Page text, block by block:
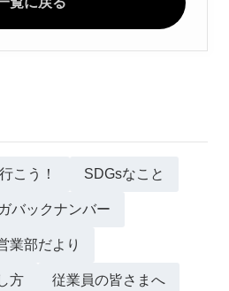
こう！ SDGsなこと
バックナンバー
業部だより
方 従業員の皆さまへ